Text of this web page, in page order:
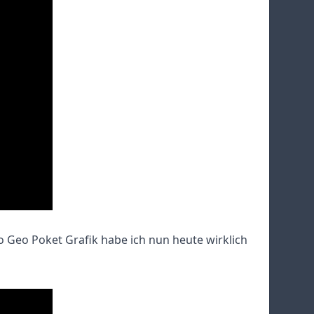
Geo Poket Grafik habe ich nun heute wirklich